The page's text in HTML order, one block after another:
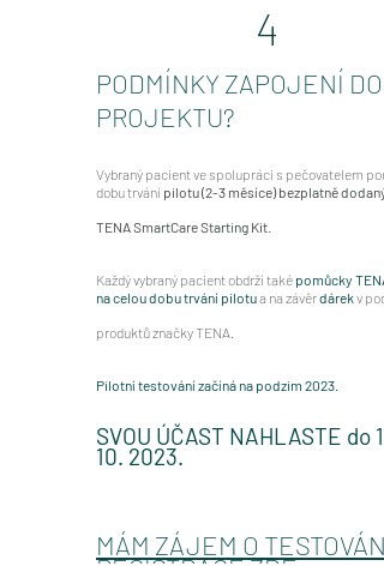
4
PODMÍNKY ZAPOJENÍ DO
PROJEKTU?
Vybraný pacient ve spolupráci s pečovatelem
dobu trvání pilotu (2-3 měsíce) bezplatně dodaný
TENA SmartCare Starting Kit
Každý vybraný pacient obdrží také pomůcky
na celou dobu trvání pilotua na závěrdárekv
produktů značky TENA.
Pilotní testování začíná na podzim 2023.
SVOU ÚČAST NAHLASTE do
10. 2023.
MÁM ZÁJEM O TESTOVÁNÍ.
REGISTRACE ZDE.